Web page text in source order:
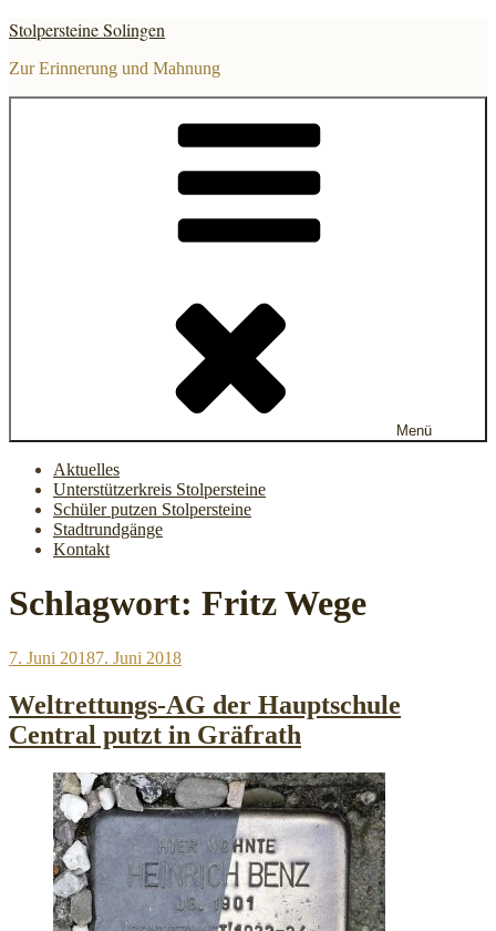
Zum
Inhalt
springen
Stolpersteine Solingen
Zur Erinnerung und Mahnung
Menü
Aktuelles
Unterstützerkreis Stolpersteine
Schüler putzen Stolpersteine
Stadtrundgänge
Kontakt
Schlagwort: Fritz Wege
Veröffentlicht
7. Juni 20187. Juni 2018
Weltrettungs-AG der Hauptschule
Central putzt in Gräfrath